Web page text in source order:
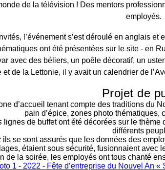
de la télévision ! Des mentors
employés.
l’événement s’est déroulé en anglais
ont été présentées sur le site - en
avec des béliers, un poêle décoratif, un
et de la Lettonie, il y avait un calendrier de
Projet de
d’accueil tenant compte des traditions du
pain d’épice, zones photo thématiques,
lignes de buffet ont été décorées sur le
différents
ils se sont assurés que les données des
étaient sous sécurité, fusionnaient avec
de la soirée, les employés ont tous chanté